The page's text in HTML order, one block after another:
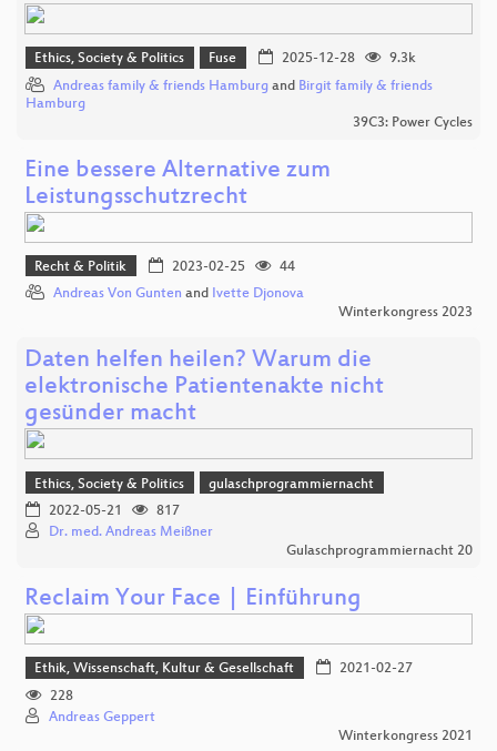
Ethics, Society & Politics Fuse 2025-12-28
9.3k
Andreas family & friends Hamburg and Birgit family & friends
Hamburg
39C3: Power Cycles
Eine bessere Alternative zum
Leistungsschutzrecht
Recht & Politik 2023-02-25
44
Andreas Von Gunten and Ivette Djonova
Winterkongress 2023
Daten helfen heilen? Warum die
elektronische Patientenakte nicht
gesünder macht
Ethics, Society & Politics
gulaschprogrammiernacht
2022-05-21
817
Dr. med. Andreas Meißner
Gulaschprogrammiernacht 20
Reclaim Your Face | Einführung
Ethik, Wissenschaft, Kultur & Gesellschaft
2021-02-27
228
Andreas Geppert
Winterkongress 2021